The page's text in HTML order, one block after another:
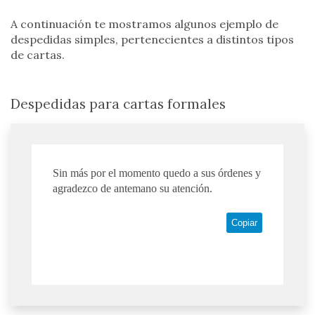
A continuación te mostramos algunos ejemplo de
despedidas simples, pertenecientes a distintos tipos
de cartas.
Despedidas para cartas formales
Sin más por el momento quedo a sus órdenes y
agradezco de antemano su atención.
Copiar